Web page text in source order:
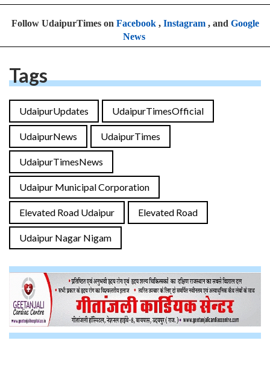
Follow UdaipurTimes on Facebook, Instagram, and Google
News
Tags
UdaipurUpdates UdaipurTimesOfficial
UdaipurNews UdaipurTimes
UdaipurTimesNews
Udaipur Municipal Corporation
Elevated Road Udaipur Elevated Road
Udaipur Nagar Nigam